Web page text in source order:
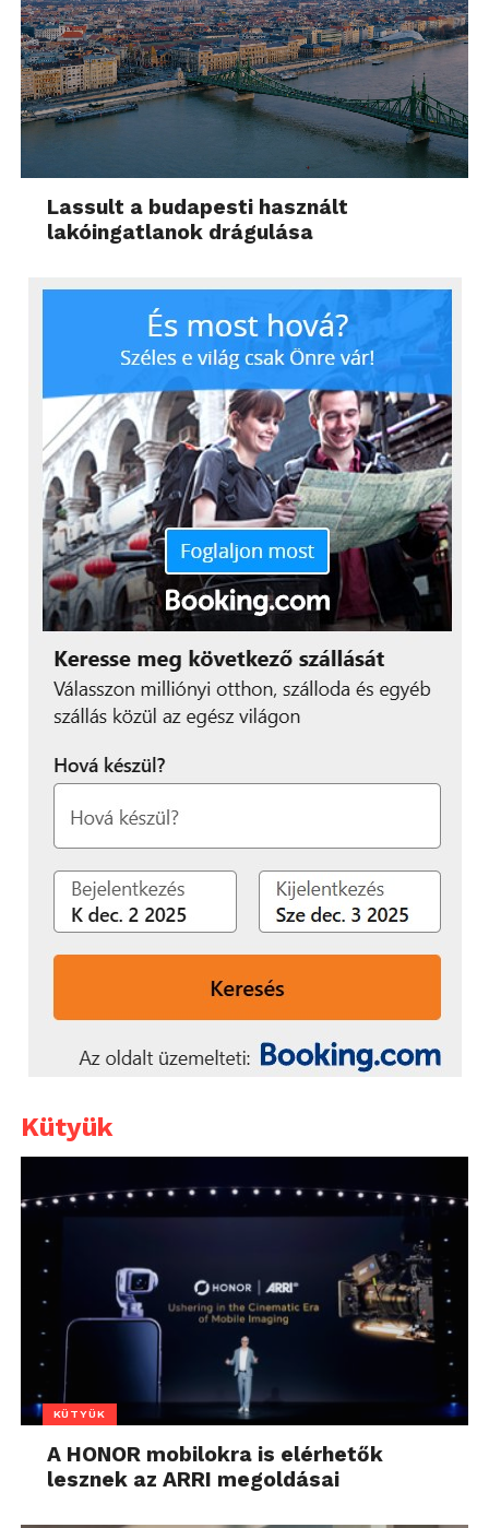
Lassult a budapesti használt
lakóingatlanok drágulása
Kütyük
KÜTYÜK
A HONOR mobilokra is elérhetők
lesznek az ARRI megoldásai